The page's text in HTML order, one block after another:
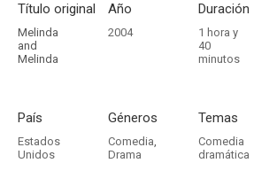
Título original
Melinda
and
Melinda
Año
2004
Duración
1 hora y
40
minutos
País
Estados
Unidos
Géneros
Comedia,
Drama
Temas
Comedia
dramática